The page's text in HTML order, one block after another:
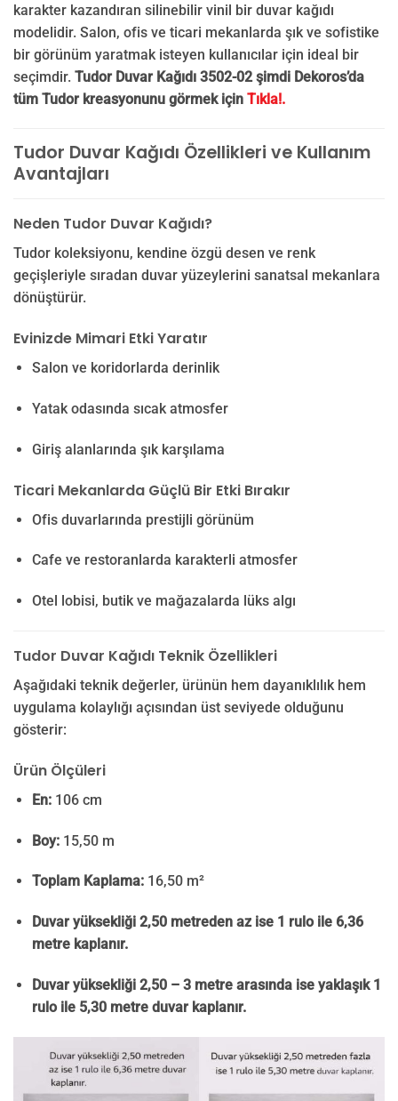
karakter kazandıran silinebilir vinil bir duvar kağıdı
modelidir. Salon, ofis ve ticari mekanlarda şık ve sofistike
bir görünüm yaratmak isteyen kullanıcılar için ideal bir
seçimdir. Tudor Duvar Kağıdı 3502-02 şimdi Dekoros’da
tüm Tudor kreasyonunu görmek için Tıkla!.
Tudor Duvar Kağıdı Özellikleri ve Kullanım
Avantajları
Neden Tudor Duvar Kağıdı?
Tudor koleksiyonu, kendine özgü desen ve renk
geçişleriyle sıradan duvar yüzeylerini sanatsal mekanlara
dönüştürür.
Evinizde Mimari Etki Yaratır
Salon ve koridorlarda derinlik
Yatak odasında sıcak atmosfer
Giriş alanlarında şık karşılama
Ticari Mekanlarda Güçlü Bir Etki Bırakır
Ofis duvarlarında prestijli görünüm
Cafe ve restoranlarda karakterli atmosfer
Otel lobisi, butik ve mağazalarda lüks algı
Tudor Duvar Kağıdı Teknik Özellikleri
Aşağıdaki teknik değerler, ürünün hem dayanıklılık hem
uygulama kolaylığı açısından üst seviyede olduğunu
gösterir:
Ürün Ölçüleri
En:106 cm
Boy:15,50 m
Toplam Kaplama:16,50 m²
Duvar yüksekliği 2,50 metreden az ise 1 rulo ile 6,36
metre kaplanır.
Duvar yüksekliği 2,50 – 3 metre arasında ise yaklaşık 1
rulo ile 5,30 metre duvar kaplanır.